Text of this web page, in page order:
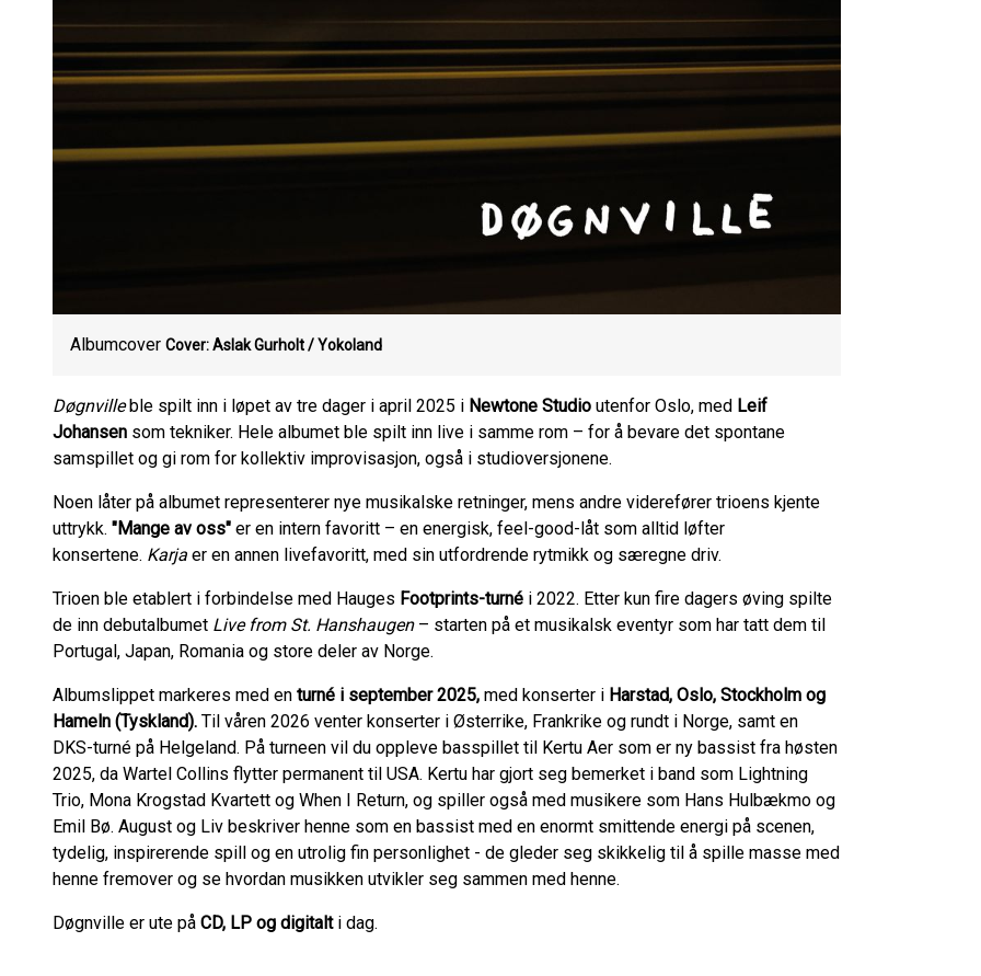
Albumcover Cover: Aslak Gurholt / Yokoland
Døgnvilleble spilt inn i løpet av tre dager i april 2025 i Newtone Studio utenfor Oslo, med Leif
Johansen som tekniker. Hele albumet ble spilt inn live i samme rom – for å bevare det spontane
samspillet og gi rom for kollektiv improvisasjon, også i studioversjonene.
Noen låter på albumet representerer nye musikalske retninger, mens andre viderefører trioens kjente
uttrykk. "Mange av oss" er en intern favoritt – en energisk, feel-good-låt som alltid løfter
konsertene. Karja er en annen livefavoritt, med sin utfordrende rytmikk og særegne driv.
Trioen ble etablert i forbindelse med Hauges Footprints-turné i 2022. Etter kun fire dagers øving spilte
de inn debutalbumet Live from St. Hanshaugen– starten på et musikalsk eventyr som har tatt dem til
Portugal, Japan, Romania og store deler av Norge.
Albumslippet markeres med en turné i september 2025, med konserter i Harstad, Oslo, Stockholm og
Hameln (Tyskland). Til våren 2026 venter konserter i Østerrike, Frankrike og rundt i Norge, samt en
DKS-turné på Helgeland. På turneen vil du oppleve basspillet til Kertu Aer som er ny bassist fra høsten
2025, da Wartel Collins flytter permanent til USA. Kertu har gjort seg bemerket i band som Lightning
Trio, Mona Krogstad Kvartett og When I Return, og spiller også med musikere som Hans Hulbækmo og
Emil Bø. August og Liv beskriver henne som en bassist med en enormt smittende energi på scenen,
tydelig, inspirerende spill og en utrolig fin personlighet - de gleder seg skikkelig til å spille masse med
henne fremover og se hvordan musikken utvikler seg sammen med henne.
Døgnville er ute på CD, LP og digitalt i dag.